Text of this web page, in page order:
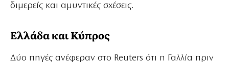
διμερείς και αμυντικές σχέσεις.
Ελλάδα και Κύπρος
Δύο πηγές ανέφεραν στο Reuters ότι η Γαλλία πριν